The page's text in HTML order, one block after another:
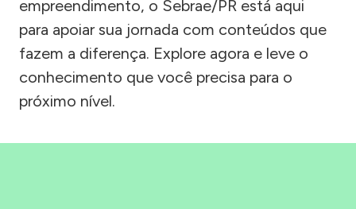
empreendimento, o Sebrae/PR está aqui
para apoiar sua jornada com conteúdos que
fazem a diferença. Explore agora e leve o
conhecimento que você precisa para o
próximo nível.